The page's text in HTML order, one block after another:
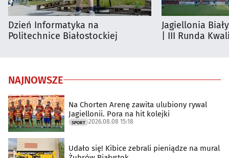
Dzień Informatyka na
Politechnice Białostockiej
Jagiellonia
| III Runda
NAJNOWSZE
Na Chorten Arenę zawita ulubiony rywal
Jagiellonii. Pora na hit kolejki
SPORT 2026.08.08 15:18
Udało się! Kibice zebrali pieniądze na mural